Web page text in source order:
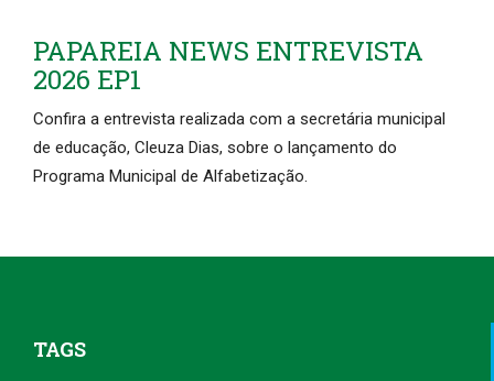
PAPAREIA NEWS ENTREVISTA
2026 EP1
Confira a entrevista realizada com a secretária municipal
de educação, Cleuza Dias, sobre o lançamento do
Programa Municipal de Alfabetização.
TAGS